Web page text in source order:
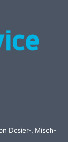
Dosier-, Misch-